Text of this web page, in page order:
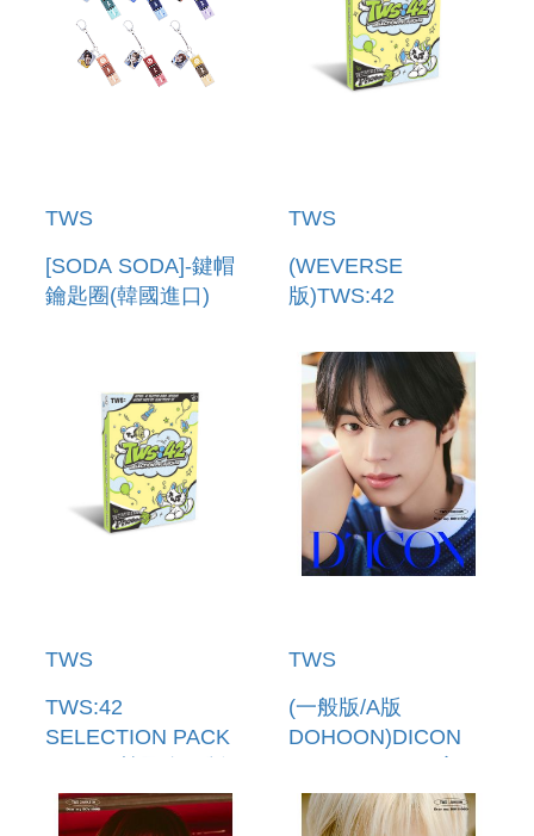
TWS
[SODA SODA]-鍵帽
鑰匙圈(韓國進口)
TWS
(WEVERSE
版)TWS:42
VOL. 2(韓國進口版)
TWS
TWS:42
SELECTION PACK
TWS
(一般版/A版
DOHOON)DICON
書(韓國進口)